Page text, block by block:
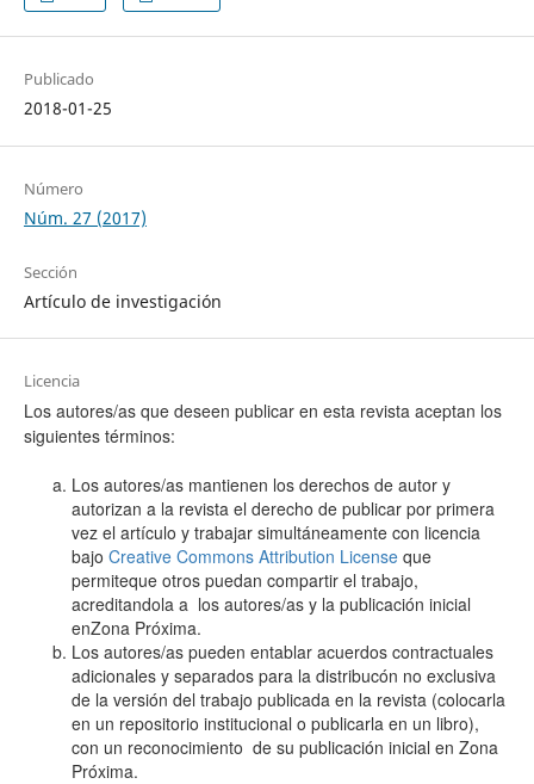
Publicado
2018-01-25
Número
Núm. 27 (2017)
Sección
Artículo de investigación
Licencia
Los autores/as que deseen publicar en esta revista aceptan los
siguientes términos:
Los autores/as mantienen los derechos de autor y
autorizan a la revista el derecho de publicar por primera
vez el artículo y trabajar simultáneamente con licencia
bajo Creative Commons Attribution Licenseque
permiteque otros puedan compartir el trabajo,
acreditandola a los autores/as y la publicación inicial
enZona Próxima.
Los autores/as pueden entablar acuerdos contractuales
adicionales y separados para la distribucón no exclusiva
de la versión del trabajo publicada en la revista (colocarla
en un repositorio institucional o publicarla en un libro),
con un reconocimiento de su publicación inicial en Zona
Próxima.